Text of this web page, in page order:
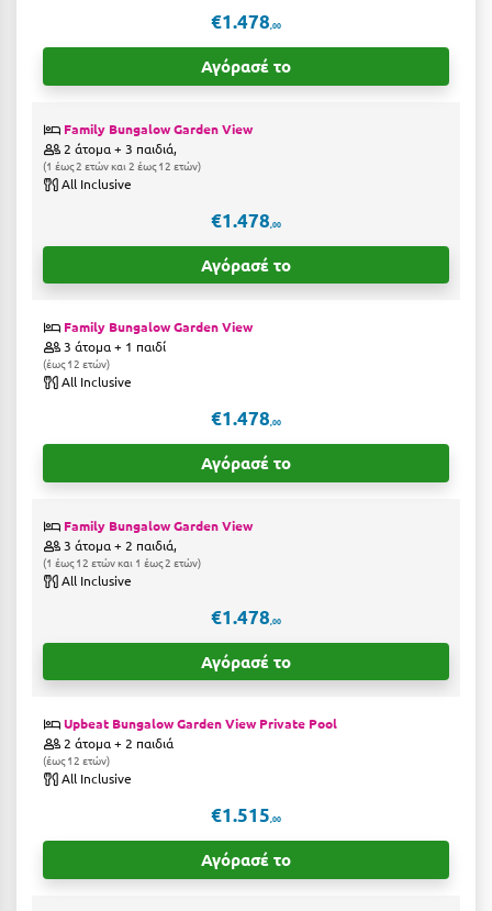
Μπούκα Μεσσηνίας
Μύκονος
Μυτιλήνη
Νάξος
Νέα Μάκρη
Νέα Στύρα Εύβοιας
Ξυλόκαστρο
Ορεινή Ναυπακτία
€1.478 ,00
Αγόρασέ το
Family Bungalow Garden View
2 άτομα + 3 παιδιά,
1 έως 2 ετών και 2 έως 12 ετών
All Inclusive
€1.478 ,00
Αγόρασέ το
Family Bungalow Garden View
3 άτομα + 1 παιδί
έως 12 ετών
All Inclusive
€1.478 ,00
Αγόρασέ το
Family Bungalow Garden View
3 άτομα + 2 παιδιά,
1 έως 12 ετών και 1 έως 2 ετών
All Inclusive
€1.478 ,00
Αγόρασέ το
Upbeat Bungalow Garden View Private Pool
2 άτομα + 2 παιδιά
έως 12 ετών
All Inclusive
€1.515 ,00
Αγόρασέ το